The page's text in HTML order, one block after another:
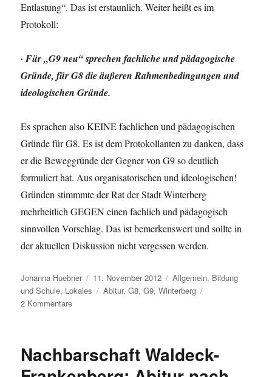
Entlastung“. Das ist erstaunlich. Weiter heißt es im
Protokoll:
· Für „G9 neu“ sprechen fachliche und pädagogische
Gründe, für G8 die äußeren Rahmenbedingungen und
ideologischen Gründe.
Es sprachen also KEINE fachlichen und pädagogischen
Gründe für G8. Es ist dem Protokollanten zu danken, dass
er die Beweggründe der Gegner von G9 so deutlich
formuliert hat. Aus organisatorischen und ideologischen!
Gründen stimmmte der Rat der Stadt Winterberg
mehrheitlich GEGEN einen fachlich und pädagogisch
sinnvollen Vorschlag. Das ist bemerkenswert und sollte in
der aktuellen Diskussion nicht vergessen werden.
Autor
Johanna Huebner
Veröffentlicht
am
11. November 2012 Kategorien
Allgemein, Bildung
und Schule, Lokales Schlagwörter
Abitur,G8,G9,Winterberg
2 Kommentarezu
zwei
Nachbarschaft Waldeck-